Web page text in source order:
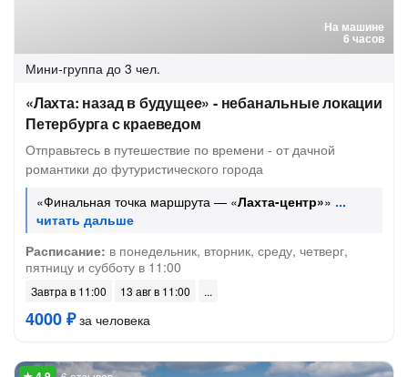
На машине
6 часов
Мини-группа до 3 чел.
«Лахта: назад в будущее» - небанальные локации
Петербурга с краеведом
Отправьтесь в путешествие по времени - от дачной
романтики до футуристического города
«Финальная точка маршрута — «Лахта-центр»»
Расписание: в понедельник, вторник, среду, четверг,
пятницу и субботу в 11:00
Завтра в 11:00 13 авг в 11:00
4000 ₽за человека